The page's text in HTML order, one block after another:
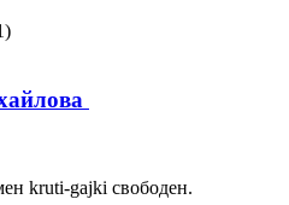
)
kruti-gajki свободен.